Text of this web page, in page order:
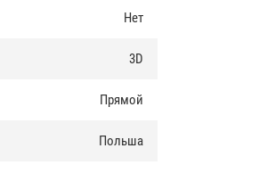
Нет
3D
Прямой
Польша